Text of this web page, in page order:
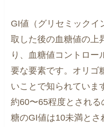
GI値（グリセミックイ
取した後の血糖値の上
り、血糖値コントロー
要な要素です。オリゴ
いことで知られていま
約60〜65程度とされ
糖のGI値は10未満と